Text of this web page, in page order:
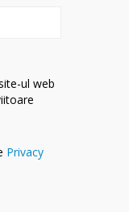
ul web
Privacy